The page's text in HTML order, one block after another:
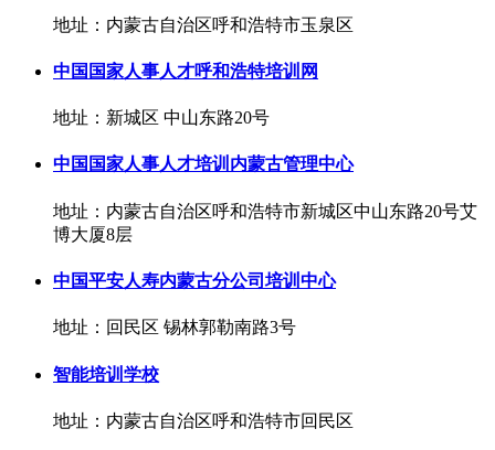
地址：内蒙古自治区呼和浩特市玉泉区
中国国家人事人才呼和浩特培训网
地址：新城区 中山东路20号
中国国家人事人才培训内蒙古管理中心
地址：内蒙古自治区呼和浩特市新城区中山东路20号艾
博大厦8层
中国平安人寿内蒙古分公司培训中心
地址：回民区 锡林郭勒南路3号
智能培训学校
地址：内蒙古自治区呼和浩特市回民区